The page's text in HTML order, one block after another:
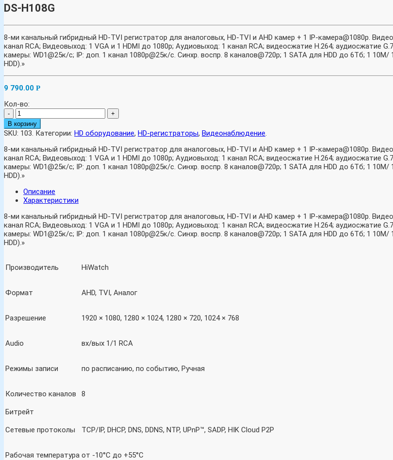
DS-H108G
8-ми канальный гибридный HD-TVI регистратор для аналоговых, HD-TVI и AHD камер + 1 IP-камера@1080p.
канал RCA; Видеовыход: 1 VGA и 1 HDMI до 1080p; Аудиовыход: 1 канал RCA; видеосжатие H.264; аудиосжатие
камеры: WD1@25к/с; IP: доп. 1 канал 1080p@25к/с. Синхр. воспр. 8 каналов@720p; 1 SATA для HDD до 6Тб; 1
HDD).»
9 790.00 Р
Кол-во:
-
+
В корзину
SKU: 103. Категории: HD оборудование, HD-регистраторы, Видеонаблюдение.
8-ми канальный гибридный HD-TVI регистратор для аналоговых, HD-TVI и AHD камер + 1 IP-камера@1080p.
канал RCA; Видеовыход: 1 VGA и 1 HDMI до 1080p; Аудиовыход: 1 канал RCA; видеосжатие H.264; аудиосжатие
камеры: WD1@25к/с; IP: доп. 1 канал 1080p@25к/с. Синхр. воспр. 8 каналов@720p; 1 SATA для HDD до 6Тб; 1
HDD).»
Описание
Характеристики
8-ми канальный гибридный HD-TVI регистратор для аналоговых, HD-TVI и AHD камер + 1 IP-камера@1080p.
канал RCA; Видеовыход: 1 VGA и 1 HDMI до 1080p; Аудиовыход: 1 канал RCA; видеосжатие H.264; аудиосжатие
камеры: WD1@25к/с; IP: доп. 1 канал 1080p@25к/с. Синхр. воспр. 8 каналов@720p; 1 SATA для HDD до 6Тб; 1
HDD).»
Производитель HiWatch
Формат AHD, TVI, Аналог
Разрешение 1920 × 1080, 1280 × 1024, 1280 × 720, 1024 × 768
Audio вх/вых 1/1 RCA
Режимы записи по расписанию, по событию, Ручная
Количество каналов 8
Битрейт
Сетевые протоколы TCP/IP, DHCP, DNS, DDNS, NTP, UPnP™, SADP, HIK Cloud P2P
Рабочая температура от -10°C до +55°C